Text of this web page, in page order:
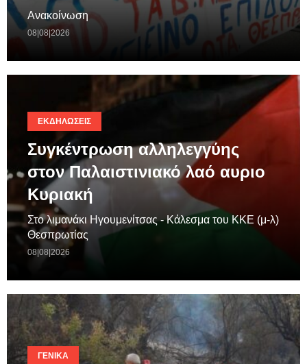
Ανακοίνωση
08|08|2026
ΕΚΔΗΛΏΣΕΙΣ
Συγκέντρωση αλληλεγγύης
στον Παλαιστινιακό λαό αυριο
Κυριακή
Στο λιμανάκι Ηγουμενίτσας - Κάλεσμα του ΚΚΕ (μ-λ)
Θεσπρωτίας
08|08|2026
ΓΕΝΙΚΆ